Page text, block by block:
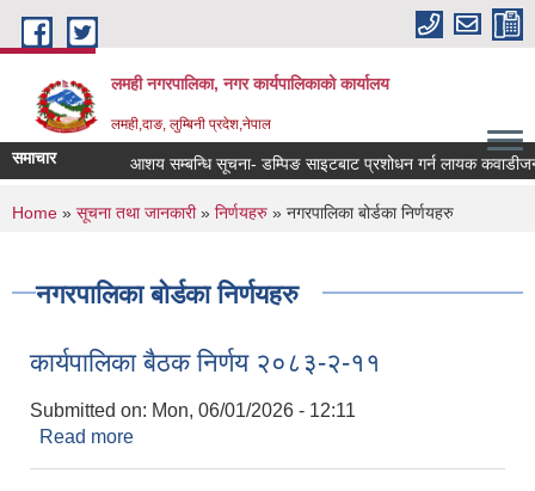
Skip to main content
लमही नगरपालिका, नगर कार्यपालिकाको कार्यालय
लमही,दाङ, लुम्बिनी प्रदेश,नेपाल
समाचार आशय सम्बन्धि सूचना- डम्पिङ साइटबाट प्रशोधन गर्न लायक कवाडीजन्य
You are here
Home » सूचना तथा जानकारी» निर्णयहरु » नगरपालिका बोर्डका निर्णयहरु
नगरपालिका बोर्डका निर्णयहरु
कार्यपालिका बैठक निर्णय २०८३-२-११
Submitted on: Mon, 06/01/2026 - 12:11
Read more